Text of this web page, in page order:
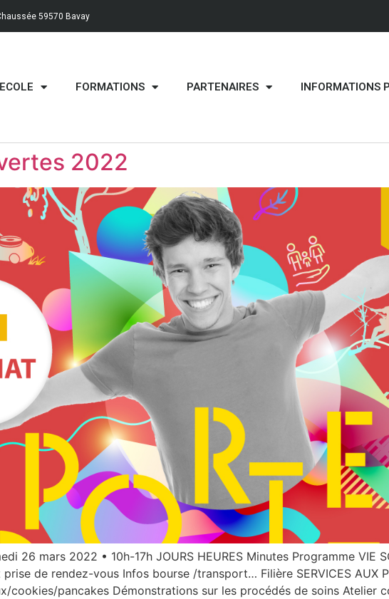
59570 Bavay
ECOLE FORMATIONS PARTENAIRES INFORMATIONS
2022
26 mars 2022 • 10h-17h JOURS HEURES Minutes Programme VIE
de rendez-vous Infos bourse /transport… Filière SERVICES AUX
cookies/pancakes Démonstrations sur les procédés de soins Atelier